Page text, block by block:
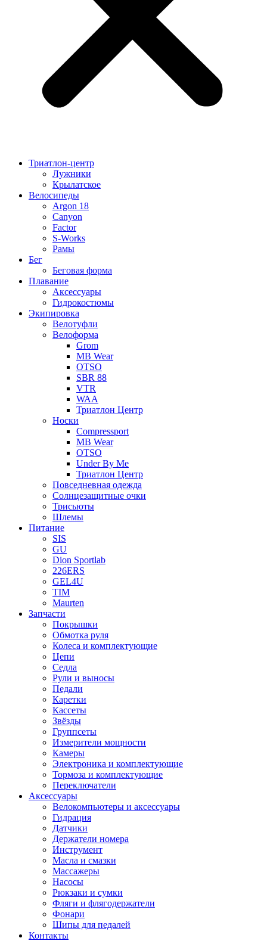
Триатлон-центр
Лужники
Крылатское
Велосипеды
Argon 18
Canyon
Factor
S-Works
Рамы
Бег
Беговая форма
Плавание
Аксессуары
Гидрокостюмы
Экипировка
Велотуфли
Велоформа
Grom
MB Wear
OTSO
SBR 88
VTR
WAA
Триатлон Центр
Носки
Compressport
MB Wear
OTSO
Under By Me
Триатлон Центр
Повседневная одежда
Солнцезащитные очки
Трисьюты
Шлемы
Питание
SIS
GU
Dion Sportlab
226ERS
GEL4U
TIM
Maurten
Запчасти
Покрышки
Обмотка руля
Колеса и комплектующие
Цепи
Седла
Рули и выносы
Педали
Каретки
Кассеты
Звёзды
Группсеты
Измерители мощности
Камеры
Электроника и комплектующие
Тормоза и комплектующие
Переключатели
Аксессуары
Велокомпьютеры и аксессуары
Гидрация
Датчики
Держатели номера
Инструмент
Масла и смазки
Массажеры
Насосы
Рюкзаки и сумки
Фляги и флягодержатели
Фонари
Шипы для педалей
Контакты